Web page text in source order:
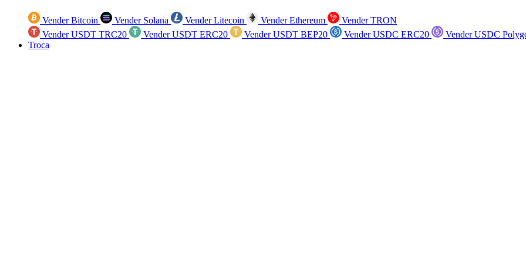
Vender Bitcoin Vender Solana Vender Litecoin Vender Ethereum
Vender TRON
Vender USDT TRC20
Vender USDT ERC20 Vender USDT BEP20 Vender USDC ERC20
Vender USDC
Troca